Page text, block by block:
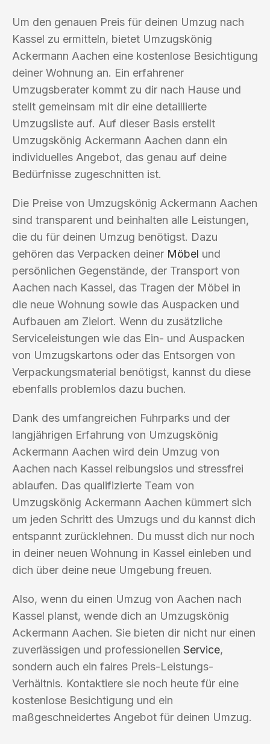
Um den genauen Preis für deinen Umzug nach
Kassel zu ermitteln, bietet Umzugskönig
Ackermann Aachen eine kostenlose Besichtigung
deiner Wohnung an. Ein erfahrener
Umzugsberater kommt zu dir nach Hause und
stellt gemeinsam mit dir eine detaillierte
Umzugsliste auf. Auf dieser Basis erstellt
Umzugskönig Ackermann Aachen dann ein
individuelles Angebot, das genau auf deine
Bedürfnisse zugeschnitten ist.
Die Preise von Umzugskönig Ackermann Aachen
sind transparent und beinhalten alle Leistungen,
die du für deinen Umzug benötigst. Dazu
gehören das Verpacken deiner Möbel und
persönlichen Gegenstände, der Transport von
Aachen nach Kassel, das Tragen der Möbel in
die neue Wohnung sowie das Auspacken und
Aufbauen am Zielort. Wenn du zusätzliche
Serviceleistungen wie das Ein- und Auspacken
von Umzugskartons oder das Entsorgen von
Verpackungsmaterial benötigst, kannst du diese
ebenfalls problemlos dazu buchen.
Dank des umfangreichen Fuhrparks und der
langjährigen Erfahrung von Umzugskönig
Ackermann Aachen wird dein Umzug von
Aachen nach Kassel reibungslos und stressfrei
ablaufen. Das qualifizierte Team von
Umzugskönig Ackermann Aachen kümmert sich
um jeden Schritt des Umzugs und du kannst dich
entspannt zurücklehnen. Du musst dich nur noch
in deiner neuen Wohnung in Kassel einleben und
dich über deine neue Umgebung freuen.
Also, wenn du einen Umzug von Aachen nach
Kassel planst, wende dich an Umzugskönig
Ackermann Aachen. Sie bieten dir nicht nur einen
zuverlässigen und professionellen Service,
sondern auch ein faires Preis-Leistungs-
Verhältnis. Kontaktiere sie noch heute für eine
kostenlose Besichtigung und ein
maßgeschneidertes Angebot für deinen Umzug.